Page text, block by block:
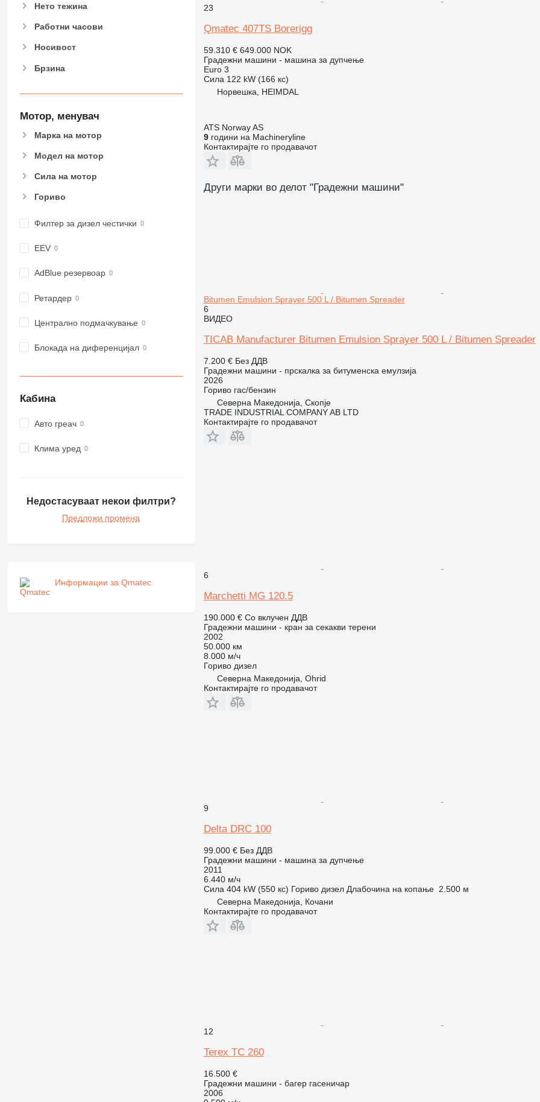
906
907
914
924
928
930
950
955
962
966
973
982
988
992
C-series
D series
IT
M-series
Нето тежина
Работни часови
Носивост
Брзина
Мотор, менувач
Марка на мотор
Модел на мотор
Сила на мотор
Гориво
Филтер за дизел честички
EEV
AdBlue резервоар
Ретардер
Централно подмачкување
Блокада на диференцијал
Кабина
Авто греач
Клима уред
Недостасуваат некои филтри?
Предложи промена
Информации за Qmatec
23
Qmatec 407TS Borerigg
59.310 € 649.000 NOK
Градежни машини - машина за дупчење
Euro 3
Сила 122 kW (166 кс)
Норвешка, HEIMDAL
ATS Norway AS
9години на Machineryline
Контактирајте го продавачот
Други марки во делот "Градежни машини"
Bitumen Emulsion Sprayer 500 L / Bitumen Spreader
6
ВИДЕО
TICAB Manufacturer Bitumen Emulsion Sprayer 500 L / Bitumen Spreader
7.200 € Без ДДВ
Градежни машини - прскалка за битуменска емулзија
2026
Гориво гас/бензин
Северна Македонија, Скопје
TRADE INDUSTRIAL COMPANY AB LTD
Контактирајте го продавачот
6
Marchetti MG 120.5
190.000 € Со вклучен ДДВ
Градежни машини - кран за секакви терени
2002
50.000 км
8.000 м/ч
Гориво дизел
Северна Македонија, Ohrid
Контактирајте го продавачот
9
Delta DRC 100
99.000 € Без ДДВ
Градежни машини - машина за дупчење
2011
6.440 м/ч
Сила 404 kW (550 кс) Гориво дизел Длабочина на копање 2.500 м
Северна Македонија, Кочани
Контактирајте го продавачот
12
Terex TC 260
16.500 €
Градежни машини - багер гасеничар
2006